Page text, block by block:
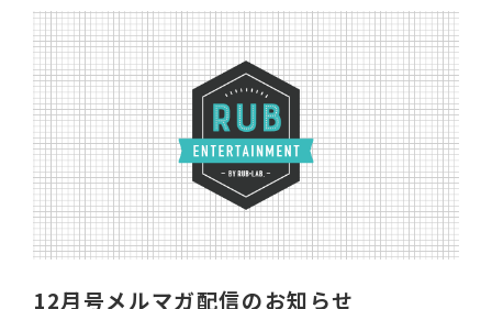
12月号メルマガ配信のお知らせ